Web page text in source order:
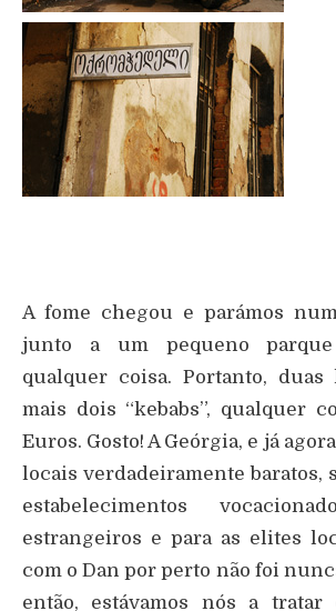
A fome chegou e parámos
junto a um pequeno
qualquer coisa. Portanto, duas
mais dois “kebabs”, qualquer
Euros. Gosto! A Geórgia, e já
locais verdadeiramente baratos,
estabelecimentos
estrangeiros e para as elites
com o Dan por perto não foi
então, estávamos nós a